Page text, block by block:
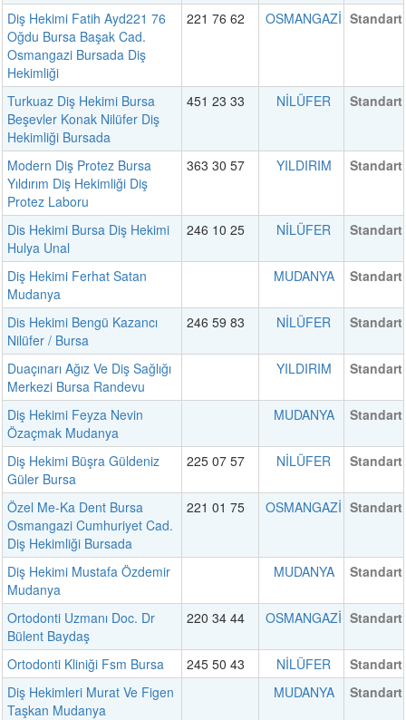
Diş Hekimi Fatih Ayd221 76
Oğdu Bursa Başak Cad.
Osmangazi Bursada Diş
Hekimliği
221 76 62 OSMANGAZİ Standart
Turkuaz Diş Hekimi Bursa
Beşevler Konak Nilüfer Diş
Hekimliği Bursada
451 23 33 NİLÜFER Standart
Modern Diş Protez Bursa
Yıldırım Diş Hekimliği Diş
Protez Laboru
363 30 57 YILDIRIM Standart
Dis Hekimi Bursa Diş Hekimi
Hulya Unal
246 10 25 NİLÜFER Standart
Diş Hekimi Ferhat Satan
Mudanya
MUDANYA Standart
Dis Hekimi Bengü Kazancı
Nilüfer / Bursa
246 59 83 NİLÜFER Standart
Duaçınarı Ağız Ve Diş Sağlığı
Merkezi Bursa Randevu
YILDIRIM Standart
Diş Hekimi Feyza Nevin
Özaçmak Mudanya
MUDANYA Standart
Diş Hekimi Büşra Güldeniz
Güler Bursa
225 07 57 NİLÜFER Standart
Özel Me-Ka Dent Bursa
Osmangazi Cumhuriyet Cad.
Diş Hekimliği Bursada
221 01 75 OSMANGAZİ Standart
Diş Hekimi Mustafa Özdemir
Mudanya
MUDANYA Standart
Ortodonti Uzmanı Doc. Dr
Bülent Baydaş
220 34 44 OSMANGAZİ Standart
Ortodonti Kliniği Fsm Bursa 245 50 43 NİLÜFER
Standart
Diş Hekimleri Murat Ve Figen
Taşkan Mudanya
MUDANYA Standart